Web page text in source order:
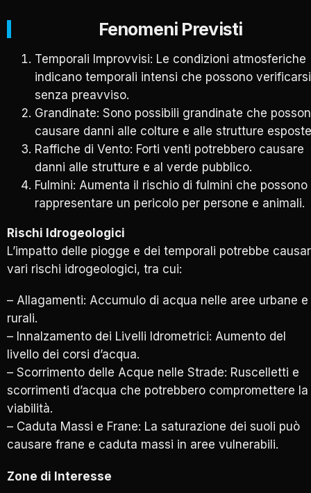
Fenomeni Previsti
Temporali Improvvisi: Le condizioni atmosferiche
indicano temporali intensi che possono verificarsi
senza preavviso.
Grandinate: Sono possibili grandinate che
causare danni alle colture e alle strutture
Raffiche di Vento: Forti venti potrebbero causare
danni alle strutture e al verde pubblico.
Fulmini: Aumenta il rischio di fulmini che possono
rappresentare un pericolo per persone e animali.
Rischi Idrogeologici
L’impatto delle piogge e dei temporali potrebbe
vari rischi idrogeologici, tra cui:
– Allagamenti: Accumulo di acqua nelle aree urbane e
rurali.
– Innalzamento dei Livelli Idrometrici: Aumento del
livello dei corsi d’acqua.
– Scorrimento delle Acque nelle Strade: Ruscelletti e
scorrimenti d’acqua che potrebbero compromettere la
viabilità.
– Caduta Massi e Frane: La saturazione dei suoli può
causare frane e caduta massi in aree vulnerabili.
Zone di Interesse